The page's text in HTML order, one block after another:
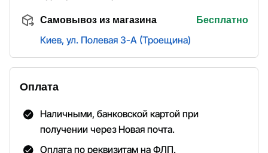
Самовывоз из магазина Бесплатно
Киев, ул. Полевая 3-А (Троещина)
Оплата
Наличными, банковской картой при
получении через Новая почта.
Оплата по реквизитам на ФЛП.